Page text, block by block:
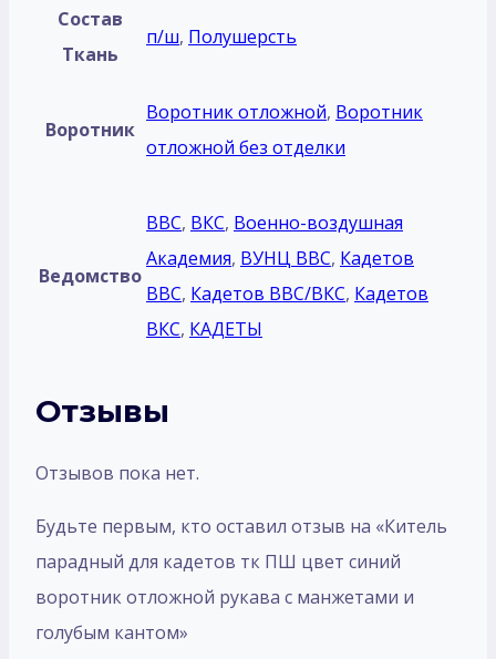
Состав
Ткань
п/ш, Полушерсть
Воротник
Воротник отложной, Воротник
отложной без отделки
Ведомство
ВВС, ВКС, Военно-воздушная
Академия, ВУНЦ ВВС, Кадетов
ВВС, Кадетов ВВС/ВКС, Кадетов
ВКС, КАДЕТЫ
Отзывы
Отзывов пока нет.
Будьте первым, кто оставил отзыв на «Китель
парадный для кадетов тк ПШ цвет синий
воротник отложной рукава с манжетами и
голубым кантом»